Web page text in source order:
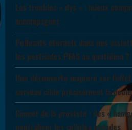
Les troubles « dys » : mieux
accompagner
Polluants éternels dans nos
les pesticides PFAS au quotidien ?
Une découverte majeure sur
cerveau cible précisément la
Cancer de la prostate : des «
neutraliser les cellules malades